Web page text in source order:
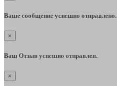
Ваше сообщение успешно отправлено.
×
Ваш Отзыв успешно отправлен.
×